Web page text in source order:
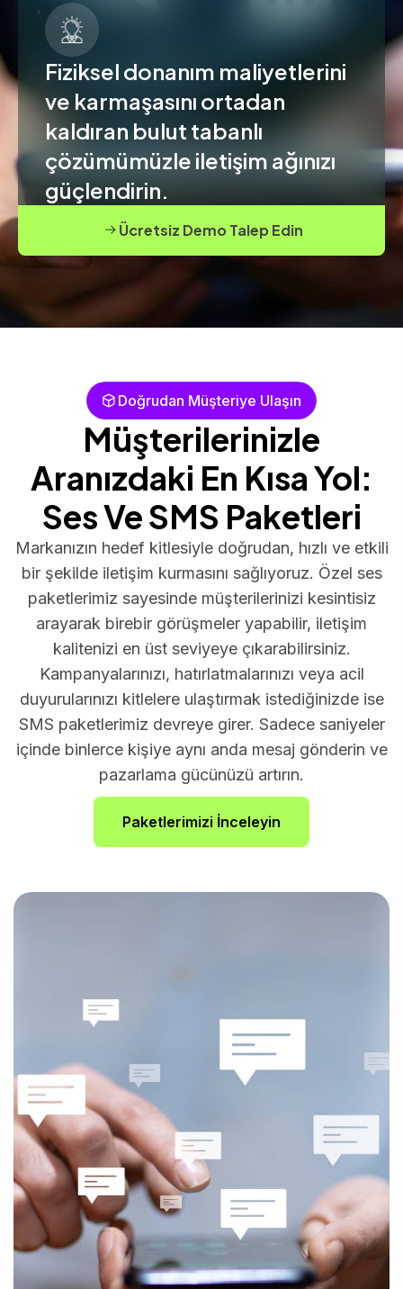
Fiziksel donanım maliyetlerini
ve karmaşasını ortadan
kaldıran bulut tabanlı
çözümümüzle iletişim ağınızı
güçlendirin.
Ücretsiz Demo Talep Edin
Doğrudan Müşteriye Ulaşın
Müşterilerinizle
Aranızdaki En Kısa Yol:
Ses Ve SMS Paketleri
Markanızın hedef kitlesiyle doğrudan, hızlı ve etkili
bir şekilde iletişim kurmasını sağlıyoruz. Özel ses
paketlerimiz sayesinde müşterilerinizi kesintisiz
arayarak birebir görüşmeler yapabilir, iletişim
kalitenizi en üst seviyeye çıkarabilirsiniz.
Kampanyalarınızı, hatırlatmalarınızı veya acil
duyurularınızı kitlelere ulaştırmak istediğinizde ise
SMS paketlerimiz devreye girer. Sadece saniyeler
içinde binlerce kişiye aynı anda mesaj gönderin ve
pazarlama gücünüzü artırın.
Paketlerimizi İnceleyin